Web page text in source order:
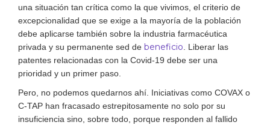
una situación tan crítica como la que vivimos, el criterio de
excepcionalidad que se exige a la mayoría de la población
debe aplicarse también sobre la industria farmacéutica
privada y su permanente sed de beneficio. Liberar las
patentes relacionadas con la Covid-19 debe ser una
prioridad y un primer paso.
Pero, no podemos quedarnos ahí. Iniciativas como COVAX o
C-TAP han fracasado estrepitosamente no solo por su
insuficiencia sino, sobre todo, porque responden al fallido